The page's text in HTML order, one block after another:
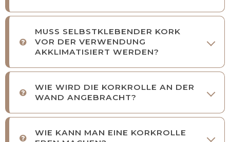
MUSS SELBSTKLEBENDER KORK
VOR DER VERWENDUNG
AKKLIMATISIERT WERDEN?
WIE WIRD DIE KORKROLLE AN DER
WAND ANGEBRACHT?
WIE KANN MAN EINE KORKROLLE